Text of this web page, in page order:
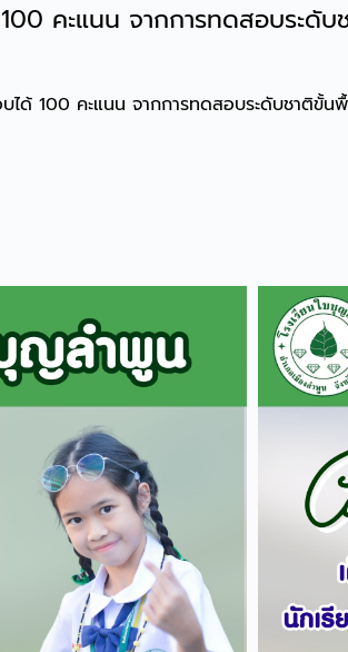
คะแนน จากการทดสอบระดับ
ด้ 100 คะแนน จากการทดสอบระดับชาติขั้น